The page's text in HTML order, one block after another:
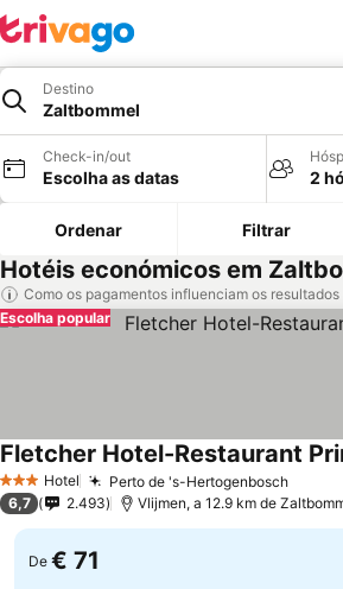
Destino
Zaltbommel
Check-in/out
Escolha as datas 2
Ordenar Filtrar
Hotéis económicos em
Como os pagamentos influenciam os resultados
Escolha popular
3 EstrelasHotel Perto de 's-Hertogenbosch
Fletcher Hotel-Restaurant
6,7 2.493 Vlijmen, a 12.9 km de
De € 71